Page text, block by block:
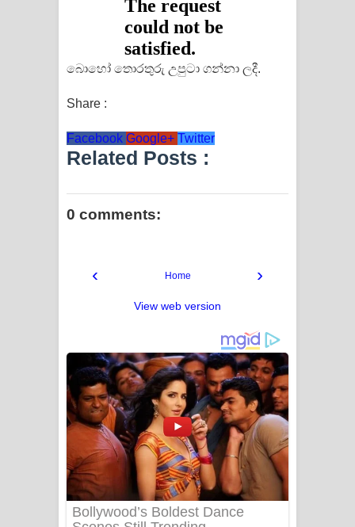
බොහෝ තොරතුරු උපුටා ගන්නා ලදී.
Share :
Facebook Google+ Twitter
Related Posts :
0 comments:
‹ ›
Home
View web version